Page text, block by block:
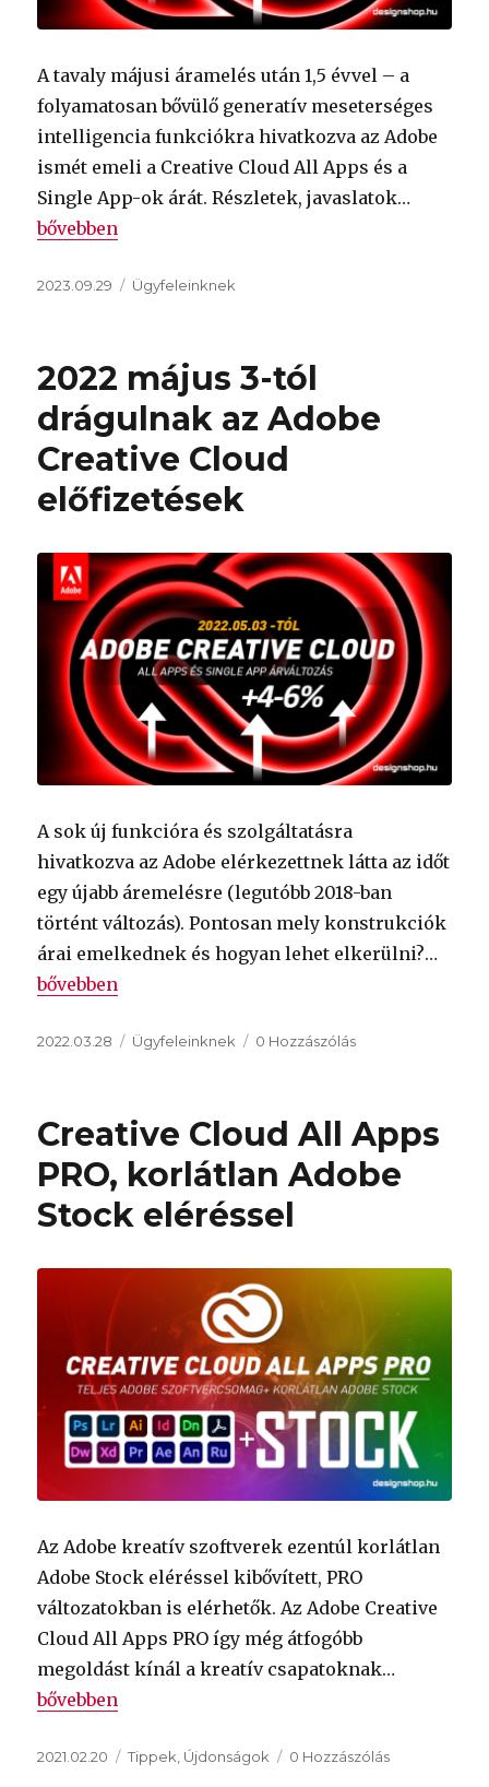
A tavaly májusi áramelés után 1,5 évvel – a
folyamatosan bővülő generatív meseterséges
intelligencia funkciókra hivatkozva az Adobe
ismét emeli a Creative Cloud All Apps és a
Single App-ok árát. Részletek, javaslatok…
„2023 november 1-től drágulnak az Adobe Creative
bővebben
Közzétéve
2023.09.29 Kategória
Ügyfeleinknek
2022 május 3-tól
drágulnak az Adobe
Creative Cloud
előfizetések
A sok új funkcióra és szolgáltatásra
hivatkozva az Adobe elérkezettnek látta az időt
egy újabb áremelésre (legutóbb 2018-ban
történt változás). Pontosan mely konstrukciók
árai emelkednek és hogyan lehet elkerülni?…
„2022 május 3-tól drágulnak az Adobe Creative
bővebben
Közzétéve
2022.03.28 Kategória
Ügyfeleinknek 0 Hozzászólás
Creative Cloud All Apps
PRO, korlátlan Adobe
Stock eléréssel
Az Adobe kreatív szoftverek ezentúl korlátlan
Adobe Stock eléréssel kibővített, PRO
változatokban is elérhetők. Az Adobe Creative
Cloud All Apps PRO így még átfogóbb
megoldást kínál a kreatív csapatoknak…
„Creative Cloud All Apps PRO, korlátlan Adobe
bővebben
Közzétéve
2021.02.20 Kategória
Tippek Újdonságok 0 Hozzászólás